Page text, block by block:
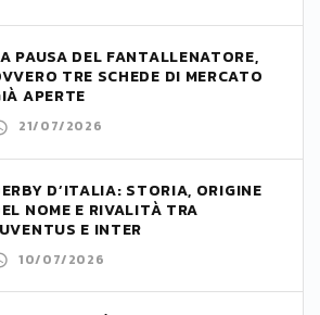
PAUSA DEL FANTALLENATORE,
TRE SCHEDE DI MERCATO
APERTE
21/07/2026
D’ITALIA: STORIA, ORIGINE
NOME E RIVALITÀ TRA
E INTER
10/07/2026